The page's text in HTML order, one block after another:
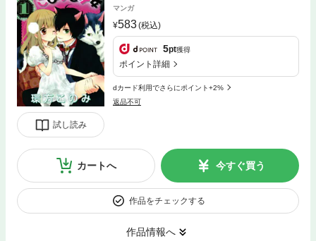
試し読み
マンガ
583(税込)
5pt獲得
ポイント詳細
dカード利用でさらにポイント+2%
返品不可
カートへ 今すぐ買う
作品をチェックする
作品情報へ